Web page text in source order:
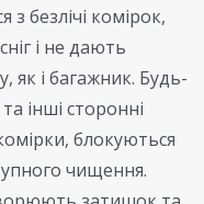
з безлічі комірок,
і не дають
як і багажник. Будь-
інші сторонні
блокуються
чищення.